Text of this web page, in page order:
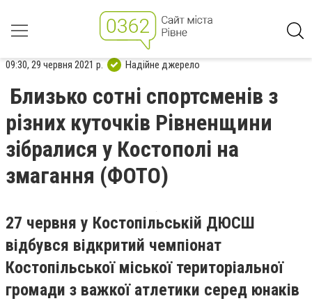
09:30, 29 червня 2021 р. Надійне джерело
Близько сотні спортсменів з
різних куточків Рівненщини
зібралися у Костополі на
змагання (ФОТО)
27 червня у Костопільській ДЮСШ
відбувся відкритий чемпіонат
Костопільської міської територіальної
громади з важкої атлетики серед юнаків